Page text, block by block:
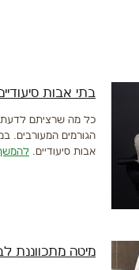
בתי אבות
כל מה שרציתם לדעת
הגורמים המעורבים.
אבות סיעודיים.
מיטה מתכווננת